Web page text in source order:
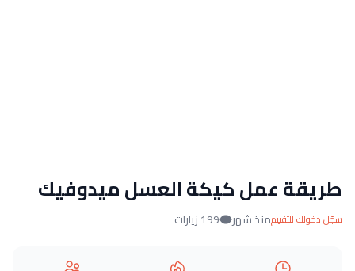
طريقة عمل كيكة العسل ميدوفيك
سجّل دخولك للتقييممنذ شهر 199 زيارات